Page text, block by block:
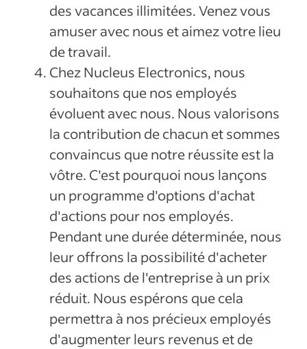
des vacances illimitées. Venez vous
amuser avec nous et aimez votre lieu
de travail.
Chez Nucleus Electronics, nous
souhaitons que nos employés
évoluent avec nous. Nous valorisons
la contribution de chacun et sommes
convaincus que notre réussite est la
vôtre. C'est pourquoi nous lançons
un programme d'options d'achat
d'actions pour nos employés.
Pendant une durée déterminée, nous
leur offrons la possibilité d'acheter
des actions de l'entreprise à un prix
réduit. Nous espérons que cela
permettra à nos précieux employés
d'augmenter leurs revenus et de